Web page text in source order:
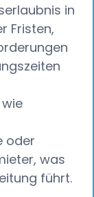
in
Fristen,
oder
was
führt.